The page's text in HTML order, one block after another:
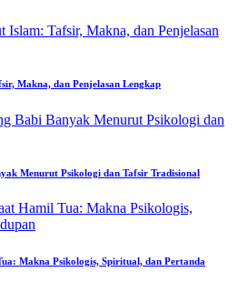
Makna, dan Penjelasan Lengkap
Menurut Psikologi dan Tafsir Tradisional
Makna Psikologis, Spiritual, dan Pertanda